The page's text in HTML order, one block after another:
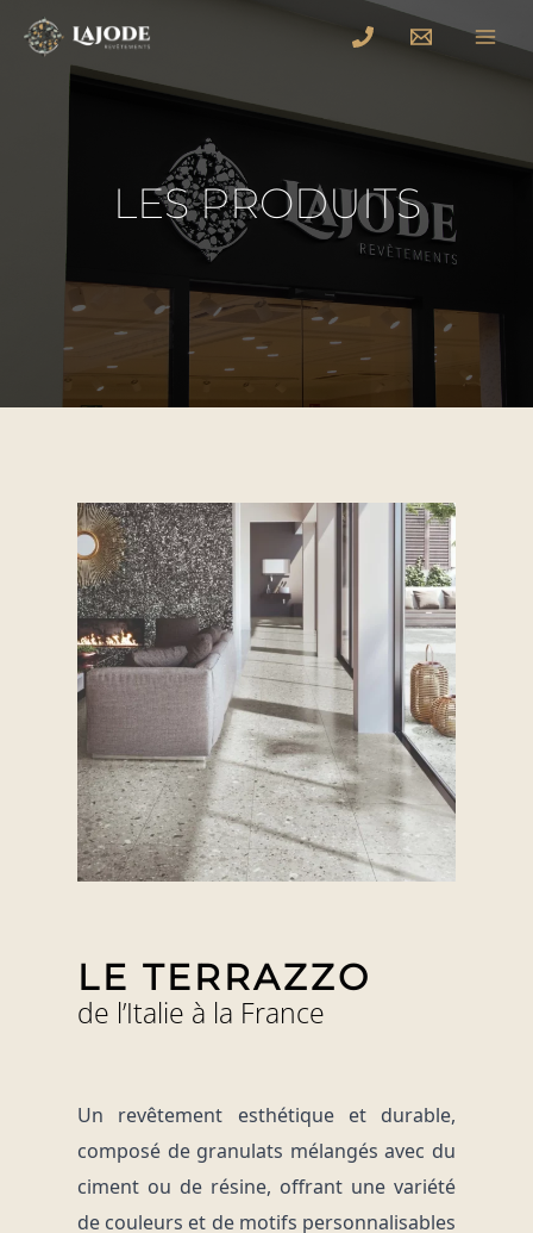
LES PRODUITS
LE TERRAZZO
de l’Italie à la France
Un revêtement esthétique et durable,
composé de granulats mélangés avec du
ciment ou de résine, offrant une variété
de couleurs et de motifs personnalisables